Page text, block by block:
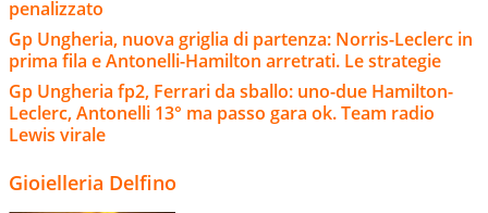
penalizzato
Gp Ungheria, nuova griglia di partenza: Norris-Leclerc in
prima fila e Antonelli-Hamilton arretrati. Le strategie
Gp Ungheria fp2, Ferrari da sballo: uno-due Hamilton-
Leclerc, Antonelli 13° ma passo gara ok. Team radio
Lewis virale
Gioielleria Delfino